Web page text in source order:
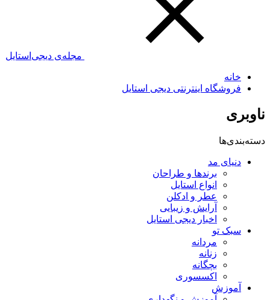
مجله‌ی دیجی‌استایل
خانه
فروشگاه اینترنتی دیجی استایل
ناوبری
دسته‌بندی‌ها
دنیای مد
برندها و طراحان
انواع استایل
عطر و ادکلن
آرایش و زیبایی
اخبار دیجی استایل
سبک تو
مردانه
زنانه
بچگانه
اکسسوری
آموزش